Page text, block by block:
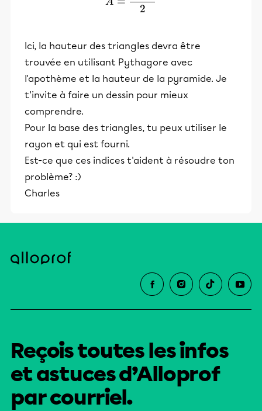
2
Ici, la hauteur des triangles devra être
trouvée en utilisant Pythagore avec
l'apothème et la hauteur de la pyramide. Je
t'invite à faire un dessin pour mieux
comprendre.
Pour la base des triangles, tu peux utiliser le
rayon et qui est fourni.
Est-ce que ces indices t'aident à résoudre ton
problème? :)
Charles
Reçois toutes les infos
et astuces d’Alloprof
par courriel.